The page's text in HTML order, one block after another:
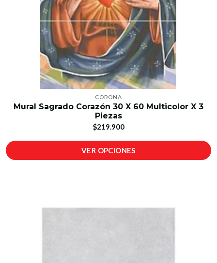
CORONA
Mural Sagrado Corazón 30 X 60 Multicolor X 3
Piezas
$219.900
VER OPCIONES